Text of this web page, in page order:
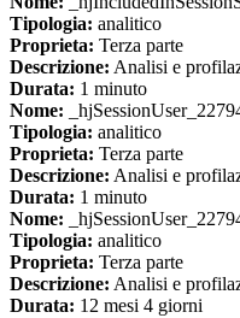
Tipologia: analitico
Proprieta: Terza parte
Descrizione: Analisi e
Durata: 1 minuto
Nome:
Tipologia: analitico
Proprieta: Terza parte
Descrizione: Analisi e
Durata: 1 minuto
Nome:
Tipologia: analitico
Proprieta: Terza parte
Descrizione: Analisi e
Durata: 12 mesi 4 giorni